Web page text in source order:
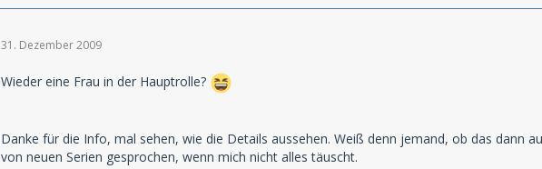
31. Dezember 2009
Wieder eine Frau in der Hauptrolle?
Danke für die Info, mal sehen, wie die Details aussehen. Weiß denn jemand, ob das dann
von neuen Serien gesprochen, wenn mich nicht alles täuscht.